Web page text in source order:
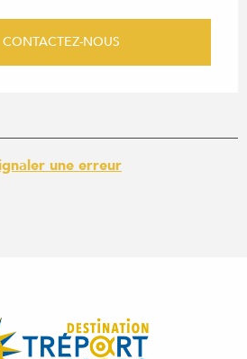
CONTACTEZ-NOUS
une erreur